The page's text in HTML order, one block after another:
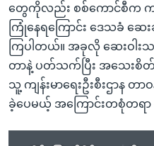
တွေကိုလည်း စစ်ကောင်စီက
ကြုံနေရကြောင်း ဒေသခံ ဆ
ကြပါတယ်။ အခုလို ဆေးဝ
တာနဲ့ ပတ်သက်ပြီး အသေးစိတ်
သူ့ ကျန်းမာရေးဦးစီးဌာ
ခဲ့ပေမယ့် အကြောင်းတစုံတရာ